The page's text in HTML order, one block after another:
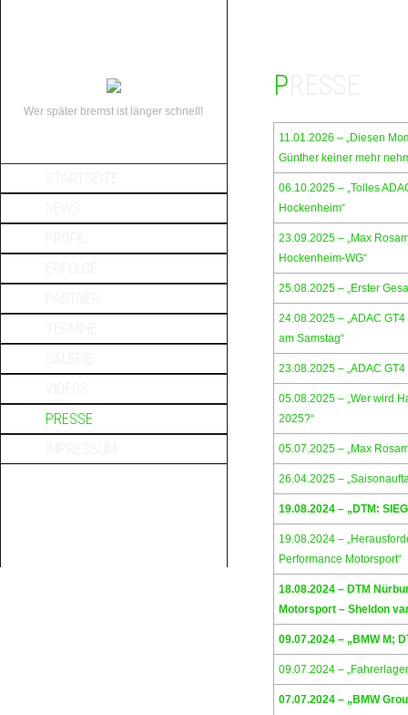
Wer später bremst ist länger schnell!
PRESSE
11.01.2026 – „Diesen
Günther keiner mehr
06.10.2025 – „Tolles
Hockenheim“
23.09.2025 – „Max
Hockenheim-WG“
25.08.2025 – „Erster
24.08.2025 – „ADAC
am Samstag“
23.08.2025 – „ADAC
05.08.2025 – „Wer wird
2025?“
05.07.2025 – „Max
26.04.2025 –
19.08.2024 – „DTM:
19.08.2024 –
Performance Motorsport“
18.08.2024 – DTM
Motorsport – Sheldon
09.07.2024 – „BMW M;
09.07.2024 –
07.07.2024 – „BMW